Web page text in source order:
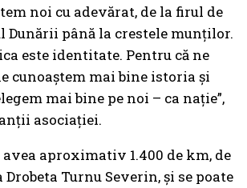
noi cu adevărat, de la firul de
Dunării până la crestele munților.
este identitate. Pentru că ne
cunoaștem mai bine istoria și
mai bine pe noi – ca nație”,
asociației.
aproximativ 1.400 de km, de
Turnu Severin, și se poate